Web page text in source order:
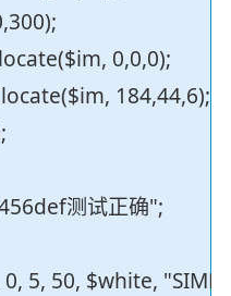
0,0,0);
184,44,6);
测试正确";
5, 50, $white,